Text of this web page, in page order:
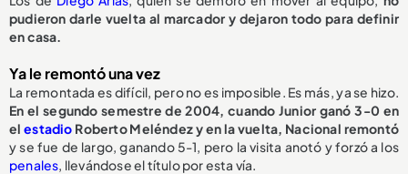
pudieron darle vuelta al marcador y dejaron todo para definir
en casa.
Ya le remontó una vez
La remontada es difícil, pero no es imposible. Es más, ya se hizo.
En el segundo semestre de 2004, cuando Junior ganó 3-0 en
elestadio Roberto Meléndez y en la vuelta, Nacional remontó
y se fue de largo, ganando 5-1, pero la visita anotó y forzó a los
penales, llevándose el título por esta vía.